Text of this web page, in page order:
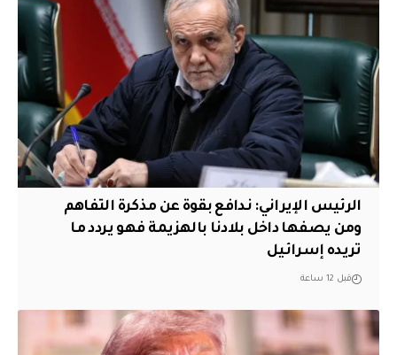
الرئيس الإيراني: ندافع بقوة عن مذكرة التفاهم
ومن يصفها داخل بلادنا بالهزيمة فهو يردد ما
تريده إسرائيل
قبل 12 ساعة